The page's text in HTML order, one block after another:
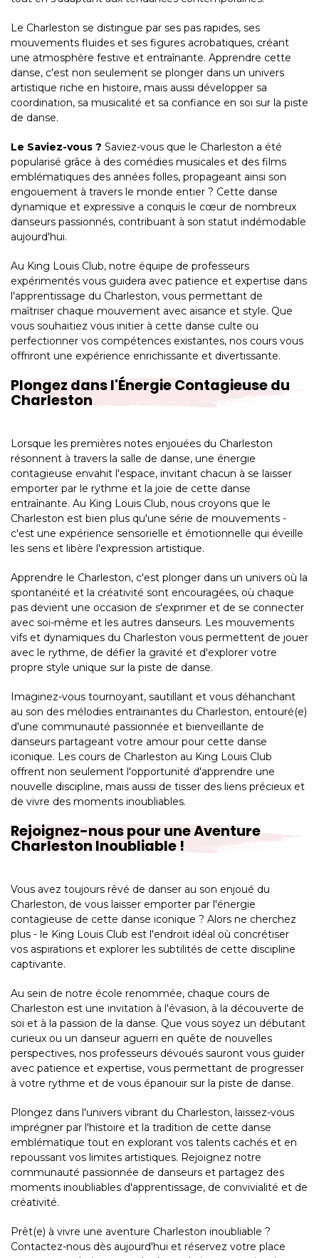
Le Charleston se distingue par ses pas rapides, ses
mouvements fluides et ses figures acrobatiques, créant
une atmosphère festive et entraînante. Apprendre cette
danse, c'est non seulement se plonger dans un univers
artistique riche en histoire, mais aussi développer sa
coordination, sa musicalité et sa confiance en soi sur la piste
de danse.
Le Saviez-vous ? Saviez-vous que le Charleston a été
popularisé grâce à des comédies musicales et des films
emblématiques des années folles, propageant ainsi son
engouement à travers le monde entier ? Cette danse
dynamique et expressive a conquis le cœur de nombreux
danseurs passionnés, contribuant à son statut indémodable
aujourd'hui.
Au King Louis Club, notre équipe de professeurs
expérimentés vous guidera avec patience et expertise dans
l'apprentissage du Charleston, vous permettant de
maîtriser chaque mouvement avec aisance et style. Que
vous souhaitiez vous initier à cette danse culte ou
perfectionner vos compétences existantes, nos cours vous
offriront une expérience enrichissante et divertissante.
Plongez dans l'Énergie Contagieuse du
Charleston
Lorsque les premières notes enjouées du Charleston
résonnent à travers la salle de danse, une énergie
contagieuse envahit l'espace, invitant chacun à se laisser
emporter par le rythme et la joie de cette danse
entraînante. Au King Louis Club, nous croyons que le
Charleston est bien plus qu'une série de mouvements -
c'est une expérience sensorielle et émotionnelle qui éveille
les sens et libère l'expression artistique.
Apprendre le Charleston, c'est plonger dans un univers où la
spontanéité et la créativité sont encouragées, où chaque
pas devient une occasion de s'exprimer et de se connecter
avec soi-même et les autres danseurs. Les mouvements
vifs et dynamiques du Charleston vous permettent de jouer
avec le rythme, de défier la gravité et d'explorer votre
propre style unique sur la piste de danse.
Imaginez-vous tournoyant, sautillant et vous déhanchant
au son des mélodies entrainantes du Charleston, entouré(e)
d'une communauté passionnée et bienveillante de
danseurs partageant votre amour pour cette danse
iconique. Les cours de Charleston au King Louis Club
offrent non seulement l'opportunité d'apprendre une
nouvelle discipline, mais aussi de tisser des liens précieux et
de vivre des moments inoubliables.
Rejoignez-nous pour une Aventure
Charleston Inoubliable !
Vous avez toujours rêvé de danser au son enjoué du
Charleston, de vous laisser emporter par l'énergie
contagieuse de cette danse iconique ? Alors ne cherchez
plus - le King Louis Club est l'endroit idéal où concrétiser
vos aspirations et explorer les subtilités de cette discipline
captivante.
Au sein de notre école renommée, chaque cours de
Charleston est une invitation à l'évasion, à la découverte de
soi et à la passion de la danse. Que vous soyez un débutant
curieux ou un danseur aguerri en quête de nouvelles
perspectives, nos professeurs dévoués sauront vous guider
avec patience et expertise, vous permettant de progresser
à votre rythme et de vous épanouir sur la piste de danse.
Plongez dans l'univers vibrant du Charleston, laissez-vous
imprégner par l'histoire et la tradition de cette danse
emblématique tout en explorant vos talents cachés et en
repoussant vos limites artistiques. Rejoignez notre
communauté passionnée de danseurs et partagez des
moments inoubliables d'apprentissage, de convivialité et de
créativité.
Prêt(e) à vivre une aventure Charleston inoubliable ?
Contactez-nous dès aujourd'hui et réservez votre place